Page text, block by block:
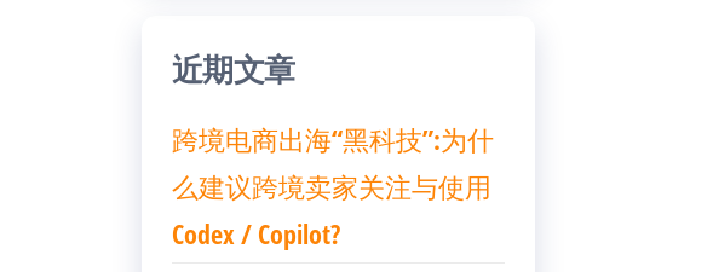
近期文章
跨境电商出海“黑科技”:为什
么建议跨境卖家关注与使用
Codex / Copilot?